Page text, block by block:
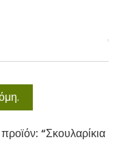
“Σκουλαρίκια